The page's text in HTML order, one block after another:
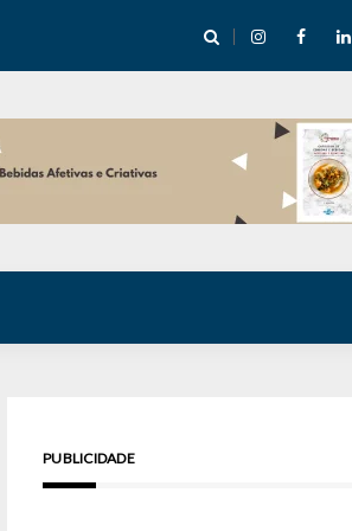
abre mentoria de storytelling com 10 vagas
PUBLICIDADE